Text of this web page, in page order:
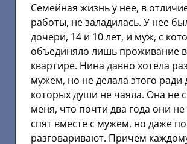
Семейная жизнь у нее, в
работы, не заладилась. У нее
дочери, 14 и 10 лет, и муж, с
объединяло лишь проживание
квартире. Нина давно хотела
мужем, но не делала этого ради
которых души не чаяла. Она не
меня, что почти два года они не
спят вместе с мужем, но даже
разговаривают. Причем